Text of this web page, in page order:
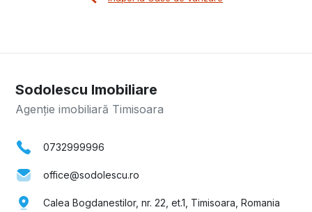
Sodolescu Imobiliare
Agenție imobiliară Timisoara
0732999996
office@sodolescu.ro
Calea Bogdanestilor, nr. 22, et.1, Timisoara, Romania